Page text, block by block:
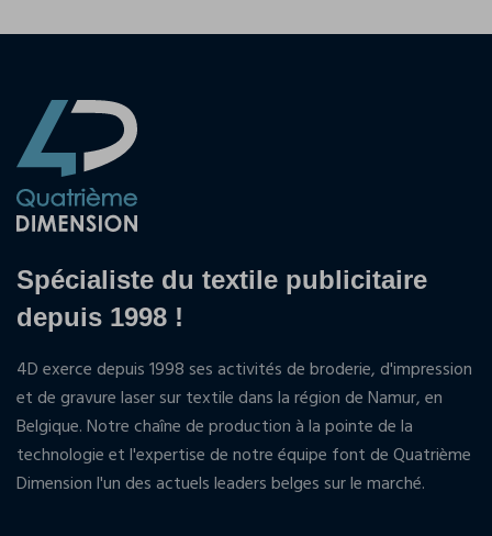
Spécialiste du textile publicitaire
depuis 1998 !
4D exerce depuis 1998 ses activités de broderie, d'impression
et de gravure laser sur textile dans la région de Namur, en
Belgique. Notre chaîne de production à la pointe de la
technologie et l'expertise de notre équipe font de Quatrième
Dimension l'un des actuels leaders belges sur le marché.